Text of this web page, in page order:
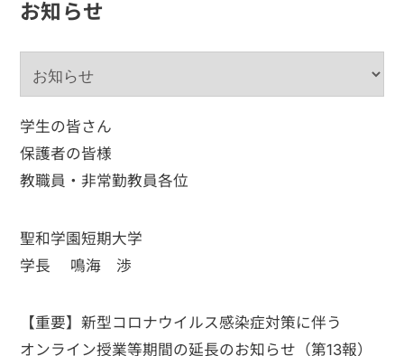
お知らせ
学生の皆さん
保護者の皆様
教職員・非常勤教員各位
聖和学園短期大学
学長 鳴海 渉
【重要】新型コロナウイルス感染症対策に伴う
オンライン授業等期間の延長のお知らせ（第13報）